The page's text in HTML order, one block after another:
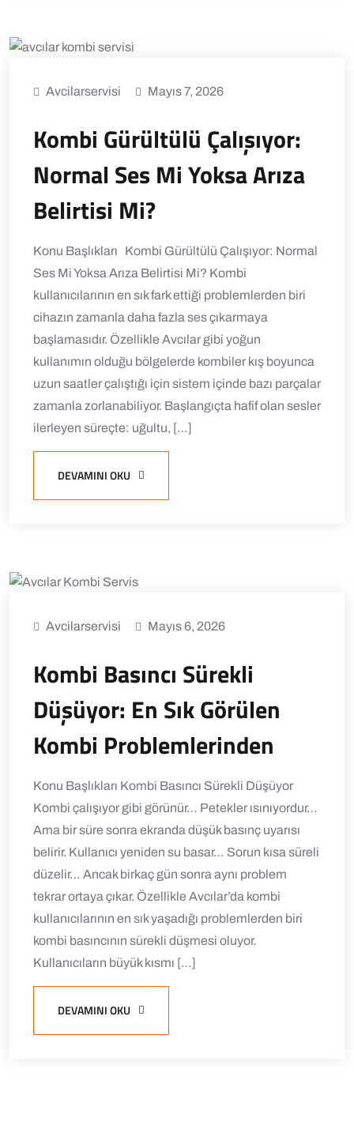
Avcilarservisi Mayıs 7, 2026
Kombi Gürültülü Çalışıyor:
Normal Ses Mi Yoksa Arıza
Belirtisi Mi?
Konu Başlıkları Kombi Gürültülü Çalışıyor: Normal
Ses Mi Yoksa Arıza Belirtisi Mi? Kombi
kullanıcılarının en sık fark ettiği problemlerden biri
cihazın zamanla daha fazla ses çıkarmaya
başlamasıdır. Özellikle Avcılar gibi yoğun
kullanımın olduğu bölgelerde kombiler kış boyunca
uzun saatler çalıştığı için sistem içinde bazı parçalar
zamanla zorlanabiliyor. Başlangıçta hafif olan sesler
ilerleyen süreçte: uğultu, […]
DEVAMINI OKU
Avcilarservisi Mayıs 6, 2026
Kombi Basıncı Sürekli
Düşüyor: En Sık Görülen
Kombi Problemlerinden
Konu Başlıkları Kombi Basıncı Sürekli Düşüyor
Kombi çalışıyor gibi görünür… Petekler ısınıyordur…
Ama bir süre sonra ekranda düşük basınç uyarısı
belirir. Kullanıcı yeniden su basar… Sorun kısa süreli
düzelir… Ancak birkaç gün sonra aynı problem
tekrar ortaya çıkar. Özellikle Avcılar’da kombi
kullanıcılarının en sık yaşadığı problemlerden biri
kombi basıncının sürekli düşmesi oluyor.
Kullanıcıların büyük kısmı […]
DEVAMINI OKU